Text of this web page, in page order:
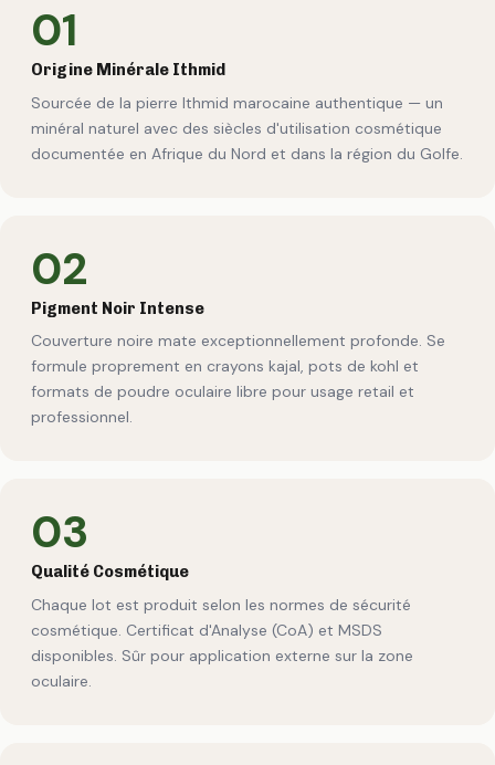
01
Origine Minérale Ithmid
Sourcée de la pierre Ithmid marocaine authentique — un
minéral naturel avec des siècles d'utilisation cosmétique
documentée en Afrique du Nord et dans la région du Golfe.
02
Pigment Noir Intense
Couverture noire mate exceptionnellement profonde. Se
formule proprement en crayons kajal, pots de kohl et
formats de poudre oculaire libre pour usage retail et
professionnel.
03
Qualité Cosmétique
Chaque lot est produit selon les normes de sécurité
cosmétique. Certificat d'Analyse (CoA) et MSDS
disponibles. Sûr pour application externe sur la zone
oculaire.